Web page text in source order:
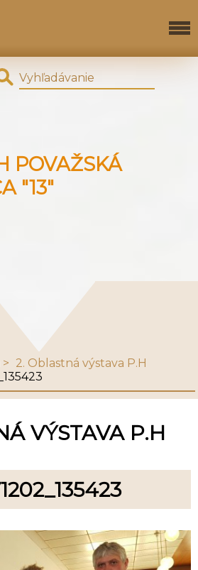
POVAŽSKÁ
"13"
2. Oblastná výstava P.H
VÝSTAVA P.H